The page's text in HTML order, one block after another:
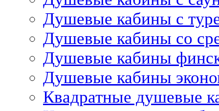
Душевые кабины с
Душевые кабины со
Душевые кабины
Душевые кабины
Квадратные душевые